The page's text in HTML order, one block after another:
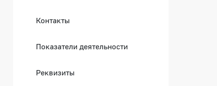
Контакты
Показатели деятельности
Реквизиты